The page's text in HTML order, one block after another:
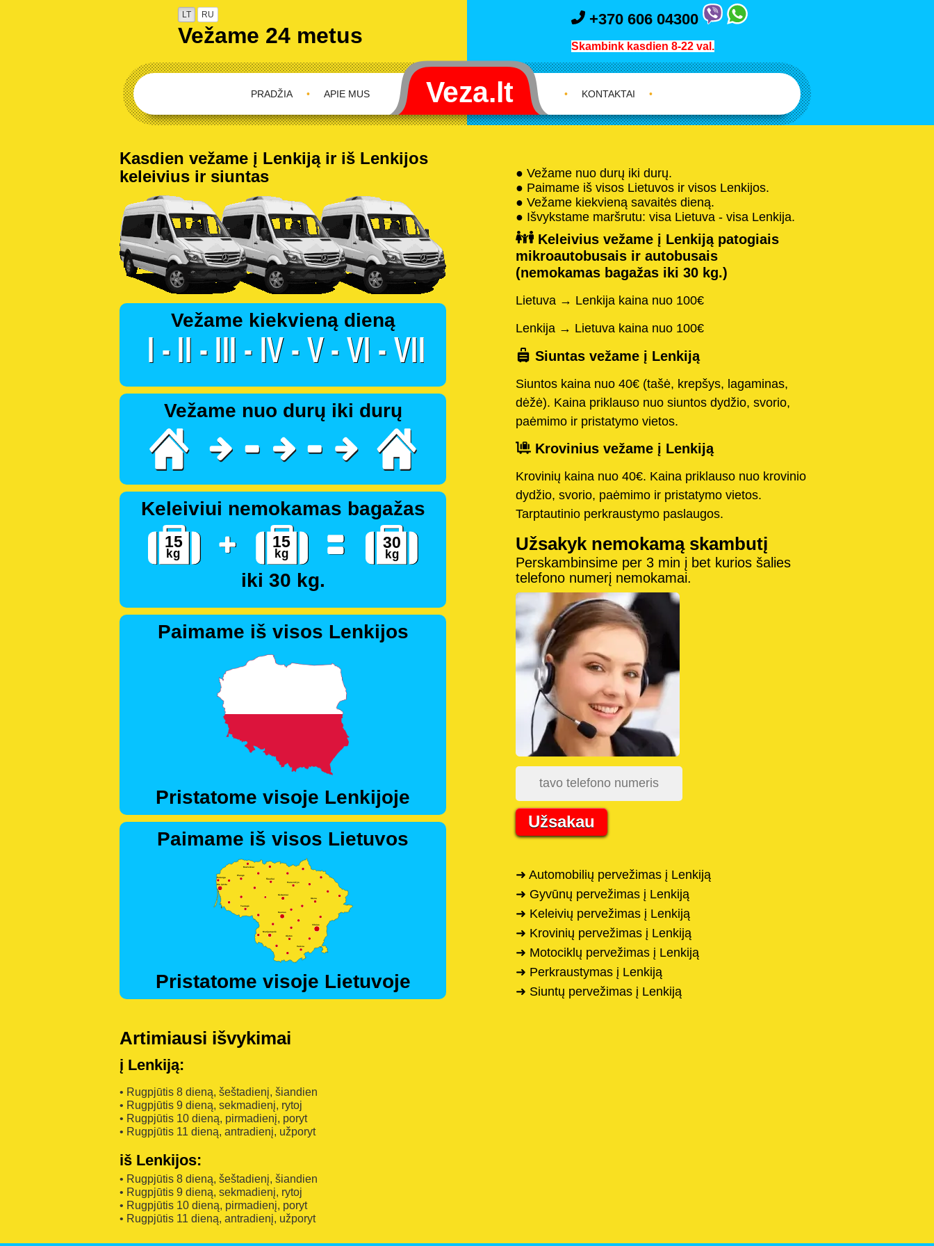
LT RU
Vežame 24 metus
+370 606 04300
Skambink kasdien 8-22 val.
APIE MUS
•
PRADŽIA • KONTAKTAI •
Kasdien vežame į Lenkiją ir iš Lenkijos
keleivius ir siuntas
Vežame kiekvieną dieną
Vežame nuo durų iki durų
Keleiviui nemokamas bagažas
iki 30 kg.
Paimame iš visos Lenkijos
Pristatome visoje Lenkijoje
Paimame iš visos Lietuvos
Pristatome visoje Lietuvoje
Artimiausi išvykimai
į Lenkiją:
• Rugpjūtis 8 dieną, šeštadienį, šiandien
• Rugpjūtis 9 dieną, sekmadienį, rytoj
• Rugpjūtis 10 dieną, pirmadienį, poryt
• Rugpjūtis 11 dieną, antradienį, užporyt
iš Lenkijos:
• Rugpjūtis 8 dieną, šeštadienį, šiandien
• Rugpjūtis 9 dieną, sekmadienį, rytoj
• Rugpjūtis 10 dieną, pirmadienį, poryt
• Rugpjūtis 11 dieną, antradienį, užporyt
● Vežame nuo durų iki durų.
● Paimame iš visos Lietuvos ir visos Lenkijos.
● Vežame kiekvieną savaitės dieną.
● Išvykstame maršrutu: visa Lietuva - visa Lenkija.
Keleivius vežame į Lenkiją patogiais
mikroautobusais ir autobusais
(nemokamas bagažas iki 30 kg.)
Lietuva → Lenkija kaina nuo 100€
Lenkija → Lietuva kaina nuo 100€
Siuntas vežame į Lenkiją
Siuntos kaina nuo 40€ (tašė, krepšys, lagaminas,
dėžė). Kaina priklauso nuo siuntos dydžio, svorio,
paėmimo ir pristatymo vietos.
Krovinius vežame į Lenkiją
Krovinių kaina nuo 40€. Kaina priklauso nuo krovinio
dydžio, svorio, paėmimo ir pristatymo vietos.
Tarptautinio perkraustymo paslaugos.
Užsakyk nemokamą skambutį
Perskambinsime per 3 min į bet kurios šalies
telefono numerį nemokamai.
Užsakau
➜ Automobilių pervežimas į Lenkiją
➜ Gyvūnų pervežimas į Lenkiją
➜ Keleivių pervežimas į Lenkiją
➜ Krovinių pervežimas į Lenkiją
➜ Motociklų pervežimas į Lenkiją
➜ Perkraustymas į Lenkiją
➜ Siuntų pervežimas į Lenkiją